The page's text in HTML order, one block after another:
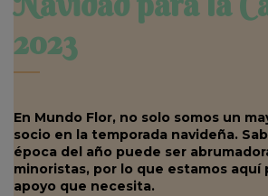
2023
En Mundo Flor, no solo somos un
socio en la temporada navideña.
época del año puede ser
minoristas, por lo que estamos aquí
apoyo que necesita.